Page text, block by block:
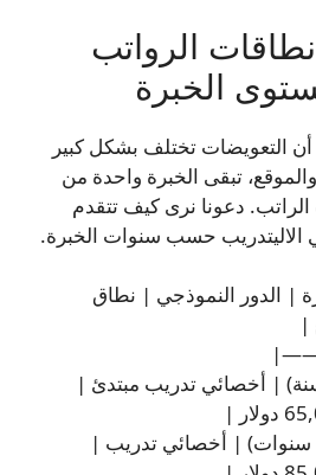
الرواتب
الخبرة
التعويضات تختلف بشكل كبير
تبقى الخبرة واحدة من
دعونا نرى كيف تتقدم
الاليتدريب حسب سنوات الخبرة.
| الدور النموذجي | نطاق
|
(0-2 سنة) | أخصائي تدريب مبتدئ |
| متوسط (3-5 سنوات) | أخصائي تدريب |